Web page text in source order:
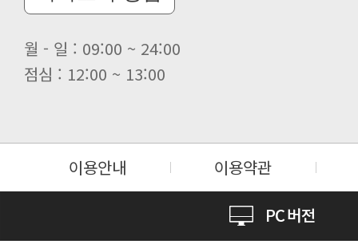
월 - 일 : 09:00 ~ 24:00
점심 : 12:00 ~ 13:00
이용안내 이용약관